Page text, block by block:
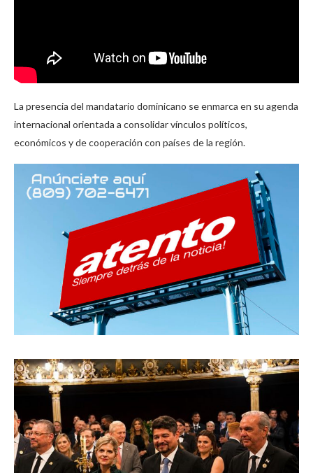
La presencia del mandatario dominicano se enmarca en su agenda
internacional orientada a consolidar vínculos políticos,
económicos y de cooperación con países de la región.